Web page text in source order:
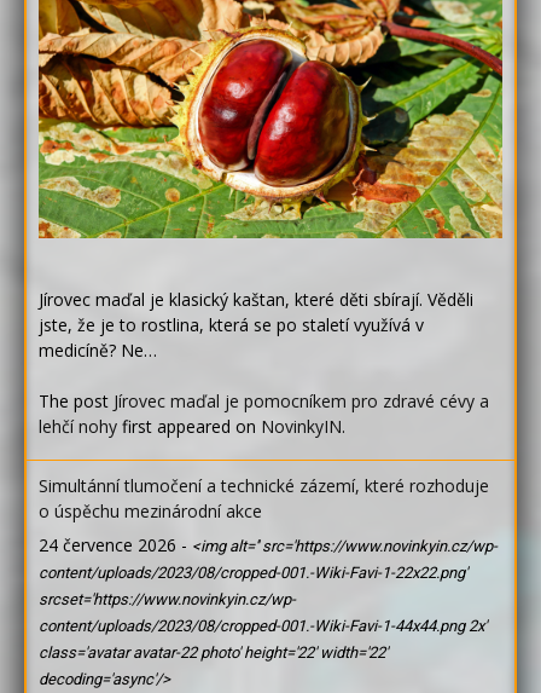
Jírovec maďal je klasický kaštan, které děti sbírají. Věděli
jste, že je to rostlina, která se po staletí využívá v
medicíně? Ne…
The post Jírovec maďal je pomocníkem pro zdravé cévy a
lehčí nohy first appeared on NovinkyIN.
Simultánní tlumočení a technické zázemí, které rozhoduje
o úspěchu mezinárodní akce
24 července 2026 - <img alt='' src='https://www.novinkyin.cz/wp-
content/uploads/2023/08/cropped-001.-Wiki-Favi-1-22x22.png'
srcset='https://www.novinkyin.cz/wp-
content/uploads/2023/08/cropped-001.-Wiki-Favi-1-44x44.png 2x'
class='avatar avatar-22 photo' height='22' width='22'
decoding='async'/>